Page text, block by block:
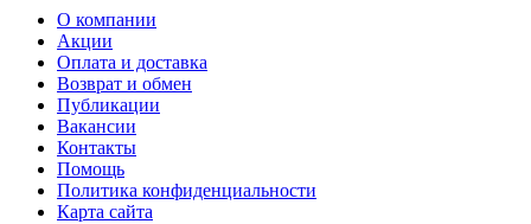
О компании
Акции
Оплата и доставка
Возврат и обмен
Публикации
Вакансии
Контакты
Помощь
Политика конфиденциальности
Карта сайта